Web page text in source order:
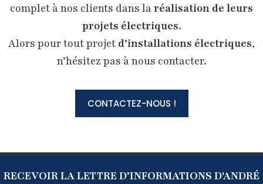
complet à nos clients dans laréalisation de leurs
projets électriques.
Alors pour tout projet d’installations électriques,
n’hésitez pas à nous contacter.
CONTACTEZ-NOUS !
RECEVOIR LA LETTRE D’INFORMATIONS D'ANDRÉ